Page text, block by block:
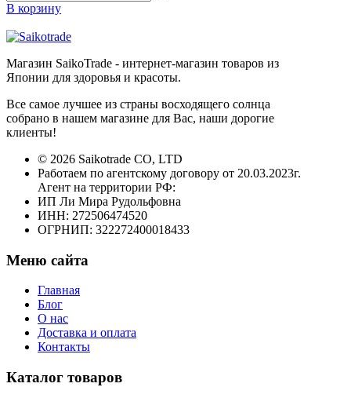
В корзину
Магазин SaikoTrade - интернет-магазин товаров из
Японии для здоровья и красоты.
Все самое лучшее из страны восходящего солнца
собрано в нашем магазине для Вас, наши дорогие
клиенты!
© 2026 Saikotrade CO, LTD
Работаем по агентскому договору от 20.03.2023г.
Агент на территории РФ:
ИП Ли Мира Рудольфовна
ИНН: 272506474520
ОГРНИП: 322272400018433
Меню сайта
Главная
Блог
О нас
Доставка и оплата
Контакты
Каталог товаров